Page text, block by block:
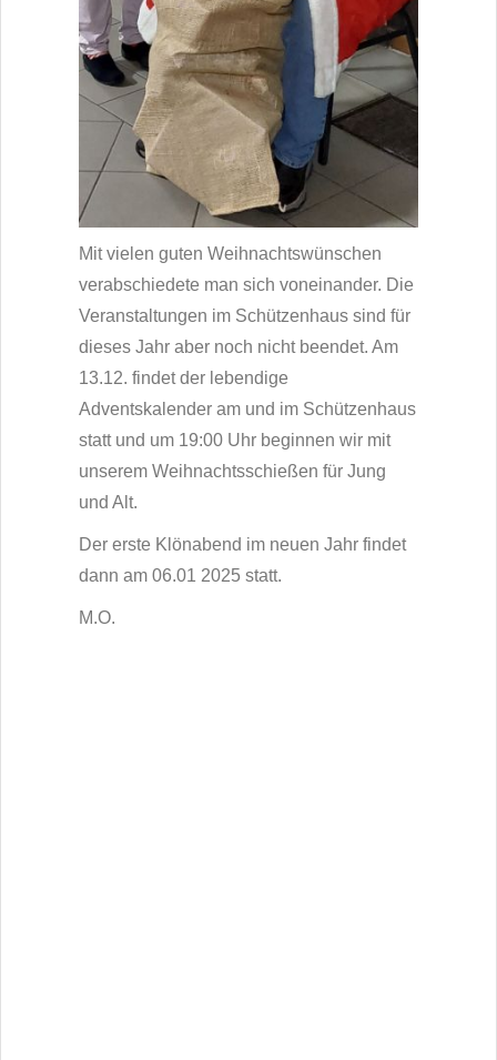
Mit vielen guten Weihnachtswünschen
verabschiedete man sich voneinander. Die
Veranstaltungen im Schützenhaus sind für
dieses Jahr aber noch nicht beendet. Am
13.12. findet der lebendige
Adventskalender am und im Schützenhaus
statt und um 19:00 Uhr beginnen wir mit
unserem Weihnachtsschießen für Jung
und Alt.
Der erste Klönabend im neuen Jahr findet
dann am 06.01 2025 statt.
M.O.